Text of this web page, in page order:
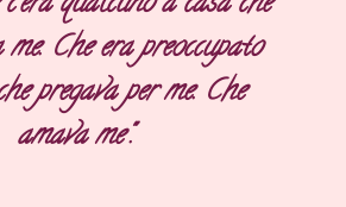
Che era preoccupato
pregava per me. Che
amava me".